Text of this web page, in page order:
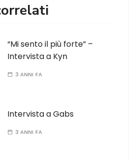
“Mi sento il più forte” –
Intervista a Kyn
3 ANNI FA
Intervista a Gabs
3 ANNI FA